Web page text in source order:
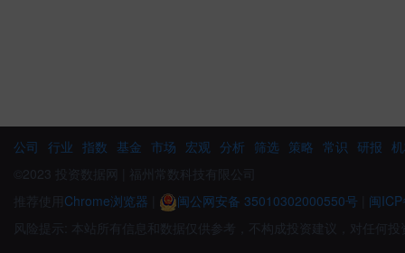
公司 行业 指数 基金 市场 宏观 分析 筛选 策略 常识 研报
©2023 投资数据网 | 福州常数科技有限公司
推荐使用 Chrome浏览器 闽公网安备 35010302000550号
闽
风险提示: 本站所有信息和数据仅供参考，不构成投资建议，对任何